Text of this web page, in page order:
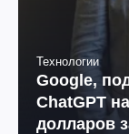
Технологии
Google,
ChatGPT
долларов